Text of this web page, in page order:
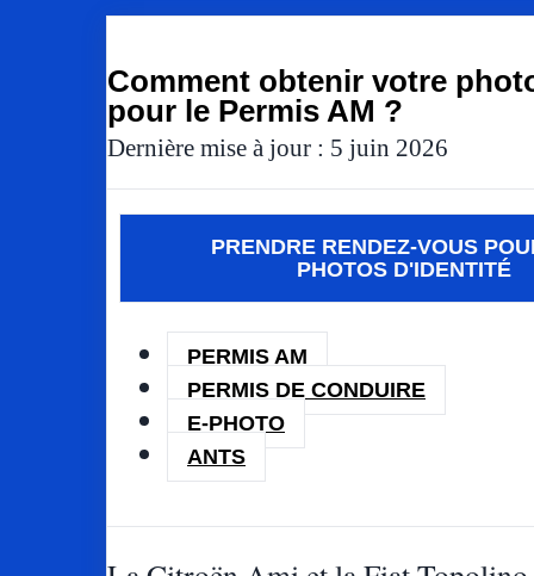
Comment obtenir votre
pour le Permis AM ?
Dernière mise à jour : 5 juin 2026
PRENDRE RENDEZ-VOUS
PHOTOS D'IDENTITÉ
PERMIS AM
PERMIS DE CONDUIRE
E-PHOTO
ANTS